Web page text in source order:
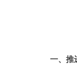
一、推